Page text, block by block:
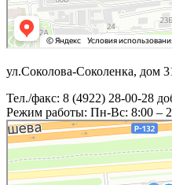
ул.Соколова-Соколенка, дом
Тел./факс: 8 (4922) 28-00-28
Режим работы: Пн-Вс: 8:00 –